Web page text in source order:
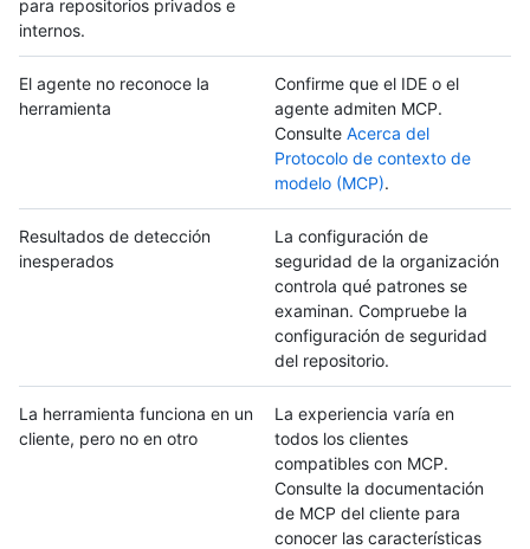
para repositorios privados e
internos.
El agente no reconoce la
herramienta
Confirme que el IDE o el
agente admiten MCP.
Consulte Acerca del
Protocolo de contexto de
modelo (MCP).
Resultados de detección
inesperados
La configuración de
seguridad de la organización
controla qué patrones se
examinan. Compruebe la
configuración de seguridad
del repositorio.
La herramienta funciona en un
cliente, pero no en otro
La experiencia varía en
todos los clientes
compatibles con MCP.
Consulte la documentación
de MCP del cliente para
conocer las características